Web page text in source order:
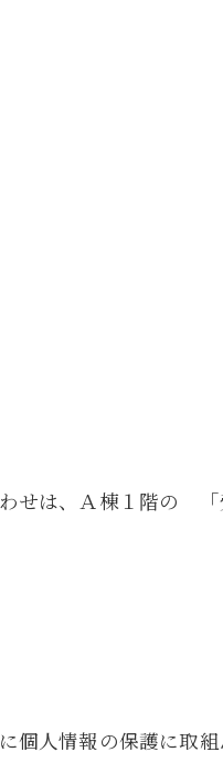
せは、Ａ棟１階の 「
人情報の保護に取組